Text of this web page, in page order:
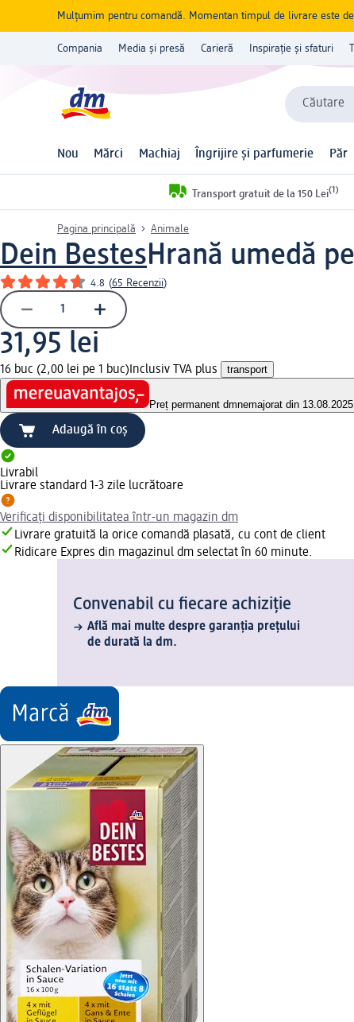
Mulțumim pentru comandă. Momentan timpul de livrare este
Compania Media și presă Carieră Inspirație și sfaturi
Căutare
Nou Mărci Machiaj Îngrijire și parfumerie Păr
Transport gratuit de la 150 Lei(1)
Pagina principală Animale
Dein BestesHrană umedă
4.8 (65 Recenzii)
31,95 lei
16 buc (2,00 lei pe 1 buc) Inclusiv TVA plus transport
Preț permanent dmnemajorat din 13.08.2025
Adaugă în coș
Livrabil
Livrare standard 1-3 zile lucrătoare
Verificați disponibilitatea într-un magazin dm
Livrare gratuită la orice comandă plasată, cu cont de client
Ridicare Expres din magazinul dm selectat în 60 minute.
Convenabil cu fiecare achiziție
Află mai multe despre garanția prețului
de durată la dm.